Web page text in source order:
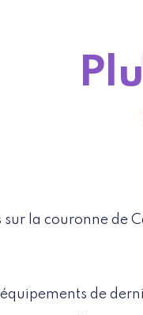
sur la couronne de
de